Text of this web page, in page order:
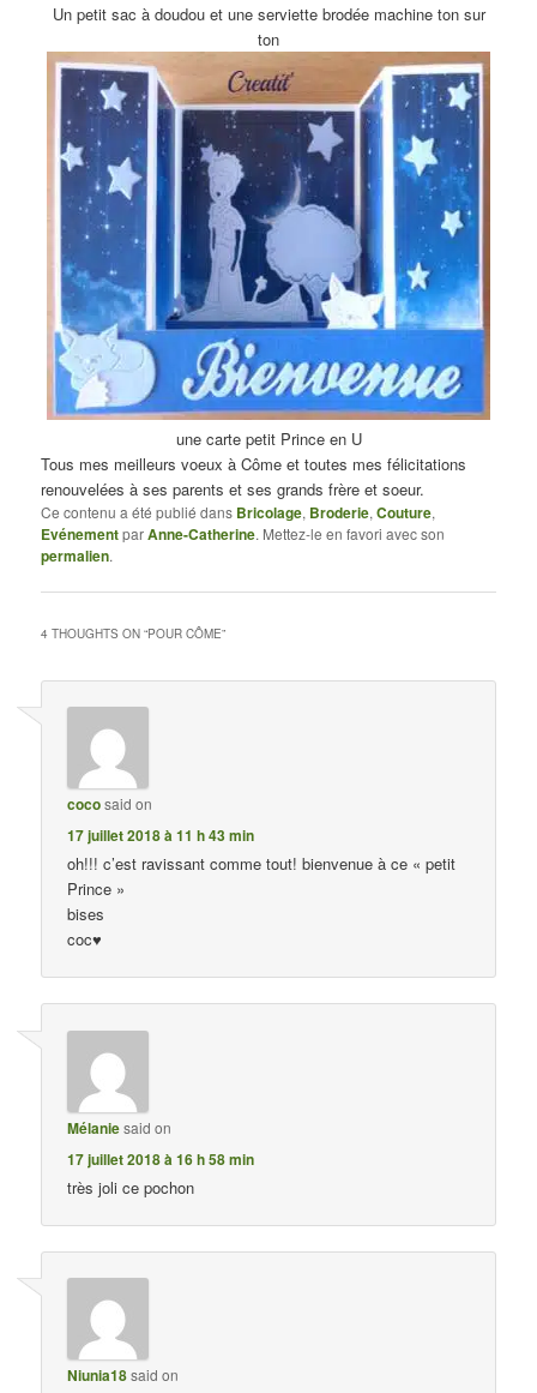
Un petit sac à doudou et une serviette brodée machineton sur
ton
une carte petit Prince en U
Tous mes meilleurs voeux à Côme et toutes mes félicitations
renouvelées à ses parents et ses grands frère et soeur.
Ce contenu a été publié dans Bricolage, Broderie,Couture,
EvénementparAnne-Catherine. Mettez-le en favori avec son
permalien.
4 THOUGHTS ON “POUR CÔME”
cocosaid on
17 juillet 2018 à 11 h 43 min
oh!!! c’est ravissant comme tout! bienvenue à ce « petit
Prince »
bises
coc♥
Mélaniesaid on
17 juillet 2018 à 16 h 58 min
très joli ce pochon
Niunia18said on